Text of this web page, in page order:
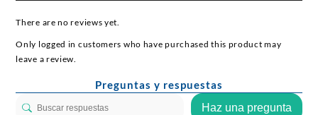
There are no reviews yet.
Only logged in customers who have purchased this product may
leave a review.
Preguntas y respuestas
Haz una pregunta